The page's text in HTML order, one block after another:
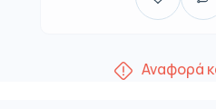
Αναφορά